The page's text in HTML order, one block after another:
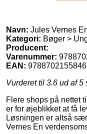
Navn: Jules Vernes
Kategori: Bøger >
Producent:
Varenummer:
EAN: 9788702155846
Vurderet til 3.6 ud af 5
Flere shops på nettet
er for øjeblikket at få
Løsningen er altså
Vernes En